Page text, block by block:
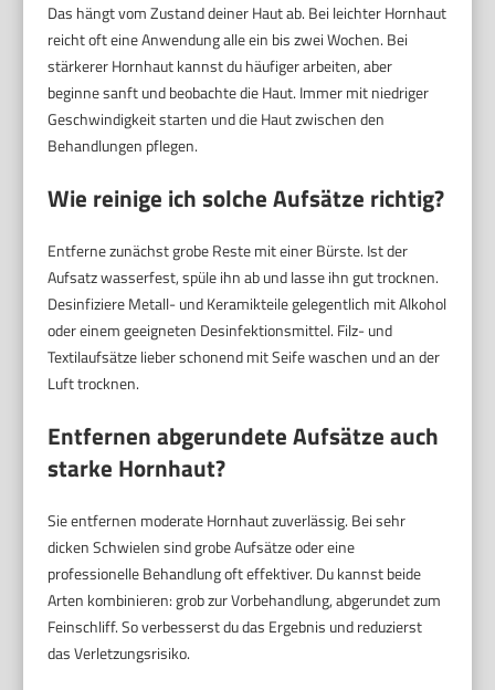
Das hängt vom Zustand deiner Haut ab. Bei leichter Hornhaut
reicht oft eine Anwendung alle ein bis zwei Wochen. Bei
stärkerer Hornhaut kannst du häufiger arbeiten, aber
beginne sanft und beobachte die Haut. Immer mit niedriger
Geschwindigkeit starten und die Haut zwischen den
Behandlungen pflegen.
Wie reinige ich solche Aufsätze richtig?
Entferne zunächst grobe Reste mit einer Bürste. Ist der
Aufsatz wasserfest, spüle ihn ab und lasse ihn gut trocknen.
Desinfiziere Metall- und Keramikteile gelegentlich mit Alkohol
oder einem geeigneten Desinfektionsmittel. Filz- und
Textilaufsätze lieber schonend mit Seife waschen und an der
Luft trocknen.
Entfernen abgerundete Aufsätze auch
starke Hornhaut?
Sie entfernen moderate Hornhaut zuverlässig. Bei sehr
dicken Schwielen sind grobe Aufsätze oder eine
professionelle Behandlung oft effektiver. Du kannst beide
Arten kombinieren: grob zur Vorbehandlung, abgerundet zum
Feinschliff. So verbesserst du das Ergebnis und reduzierst
das Verletzungsrisiko.